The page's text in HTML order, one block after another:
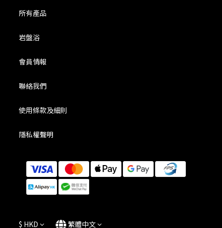
所有產品
岩盤浴
會員情報
聯絡我們
使用條款及細則
隱私權聲明
$ HKD 繁體中文